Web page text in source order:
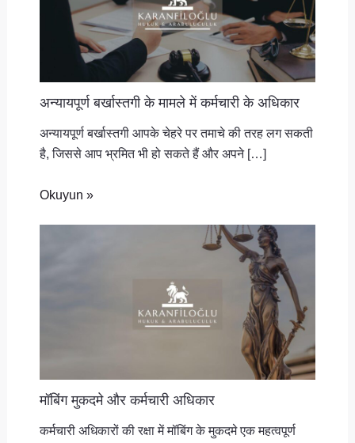
अन्यायपूर्ण बर्खास्तगी के मामले में कर्मचारी के अधिकार
अन्यायपूर्ण बर्खास्तगी आपके चेहरे पर तमाचे की तरह लग सकती
है, जिससे आप भ्रमित भी हो सकते हैं और अपने […]
Okuyun »
मॉबिंग मुकदमे और कर्मचारी अधिकार
कर्मचारी अधिकारों की रक्षा में मॉबिंग के मुकदमे एक महत्वपूर्ण